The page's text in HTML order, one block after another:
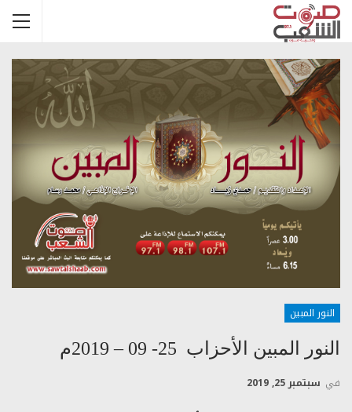
النور المبين
النور المبين الأحزاب 25- 09 – 2019م
في سبتمبر 25, 2019